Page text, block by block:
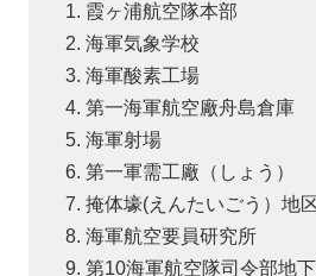
霞ヶ浦航空隊本部
海軍気象学校
海軍酸素工場
第一海軍航空廠舟島倉庫
海軍射場
第一軍需工廠（しょう）
掩体壕(えんたいごう）地
海軍航空要員研究所
第10海軍航空隊司令部地